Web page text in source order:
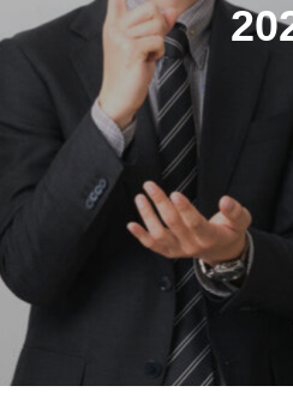
SEOコンサルティ
ング
あなたの会社のレンタ
ルWEB部長に
400語比較
選定術
メタ情報の
oogle最新
提携企業
Partner companies